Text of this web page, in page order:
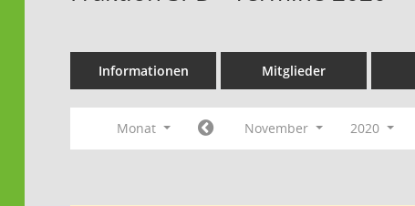
Informationen Mitglieder
Monat November 2020